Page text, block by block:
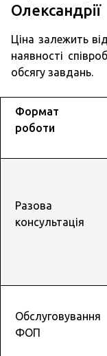
Олександрії
Ціна залежить
наявності
обсягу завдань.
Формат
роботи
Разова
консультація
Обслуговування
ФОП